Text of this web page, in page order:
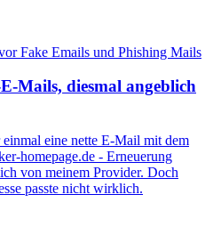
Mails, diesmal angeblich
eine nette E-Mail mit dem
homepage.de - Erneuerung
von meinem Provider. Doch
passte nicht wirklich.